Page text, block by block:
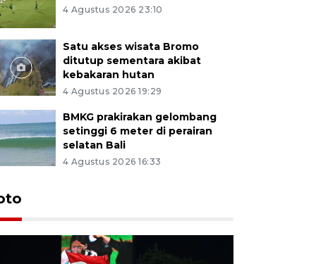
4 Agustus 2026 23:10
Satu akses wisata Bromo
ditutup sementara akibat
kebakaran hutan
4 Agustus 2026 19:29
BMKG prakirakan gelombang
setinggi 6 meter di perairan
selatan Bali
4 Agustus 2026 16:33